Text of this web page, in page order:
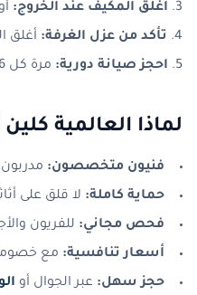
أغلق المكيف عند الخروج:
تأكد من عزل الغرفة: أغلق
احجز صيانة دورية: مرة كل 6 أشهر مع متخصصين
لماذا العالمية
فنيون متخصصون:
حماية كاملة: لا قلق على
فحص مجاني: للفريون
أسعار تنافسية: مع
حجز سهل: عبر الجوال أو